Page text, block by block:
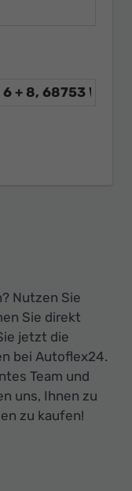
Nutzen Sie
Sie direkt
jetzt die
bei Autoflex24.
Team und
uns, Ihnen zu
zu kaufen!